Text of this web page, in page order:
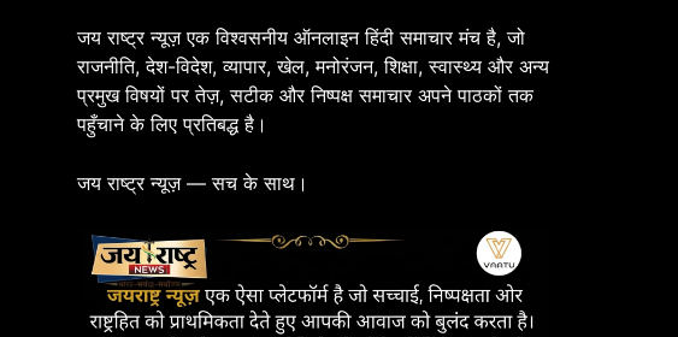
जय राष्ट्र न्यूज़ एक विश्वसनीय ऑनलाइन हिंदी समाचार मंच है, जो
राजनीति, देश-विदेश, व्यापार, खेल, मनोरंजन, शिक्षा, स्वास्थ्य और अन्य
प्रमुख विषयों पर तेज़, सटीक और निष्पक्ष समाचार अपने पाठकों तक
पहुँचाने के लिए प्रतिबद्ध है।
जय राष्ट्र न्यूज़ — सच के साथ।